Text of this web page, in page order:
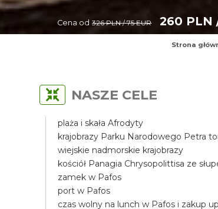
Cena od 326 PLN / 75 EUR 260 PLN
Strona
NASZE CELE
plaża i skała Afrodyty
krajobrazy Parku Narodowego Petra
wiejskie nadmorskie krajobrazy
kościół Panagia Chrysopolittisa ze
zamek w Pafos
port w Pafos
czas wolny na lunch w Pafos i zakup